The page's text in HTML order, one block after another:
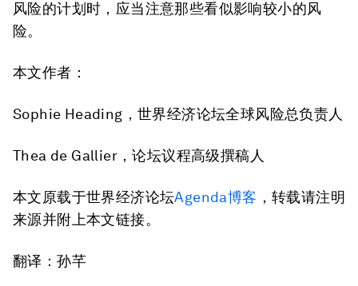
风险的计划时，应当注意那些看似影响较小的风
险。
本文作者：
Sophie Heading，世界经济论坛全球风险总负责人
Thea de Gallier，论坛议程高级撰稿人
本文原载于世界经济论坛Agenda博客 ，转载请注明
来源并附上本文链接。
翻译：孙芊